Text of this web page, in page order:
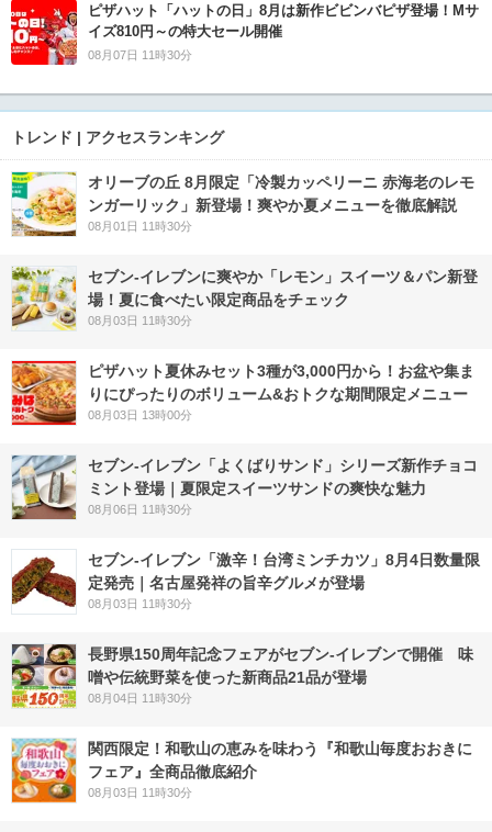
ピザハット「ハットの日」8月は新作ビビンバピザ登場！Mサ
イズ810円～の特大セール開催
08月07日 11時30分
トレンド | アクセスランキング
オリーブの丘 8月限定「冷製カッペリーニ 赤海老のレモ
ンガーリック」新登場！爽やか夏メニューを徹底解説
08月01日 11時30分
セブン‐イレブンに爽やか「レモン」スイーツ＆パン新登
場！夏に食べたい限定商品をチェック
08月03日 11時30分
ピザハット夏休みセット3種が3,000円から！お盆や集ま
りにぴったりのボリューム&おトクな期間限定メニュー
08月03日 13時00分
セブン‐イレブン「よくばりサンド」シリーズ新作チョコ
ミント登場｜夏限定スイーツサンドの爽快な魅力
08月06日 11時30分
セブン-イレブン「激辛！台湾ミンチカツ」8月4日数量限
定発売｜名古屋発祥の旨辛グルメが登場
08月03日 11時30分
長野県150周年記念フェアがセブン-イレブンで開催 味
噌や伝統野菜を使った新商品21品が登場
08月04日 11時30分
関西限定！和歌山の恵みを味わう『和歌山毎度おおきに
フェア』全商品徹底紹介
08月03日 11時30分